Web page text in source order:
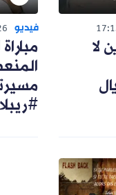
16-07-2026
مباراة
المنعطف
مسيرتي قبل